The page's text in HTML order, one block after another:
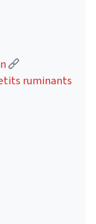
(Lien externe)
ruminants